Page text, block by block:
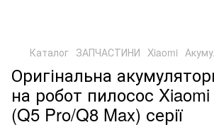
Каталог ЗАПЧАСТИНИ Xiaomi
Оригінальна
на робот пилосос
(Q5 Pro/Q8 Max) серії